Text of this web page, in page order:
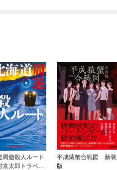
周遊殺人ルート
京太郎トラベル
平成猿蟹合戦図 新装
版